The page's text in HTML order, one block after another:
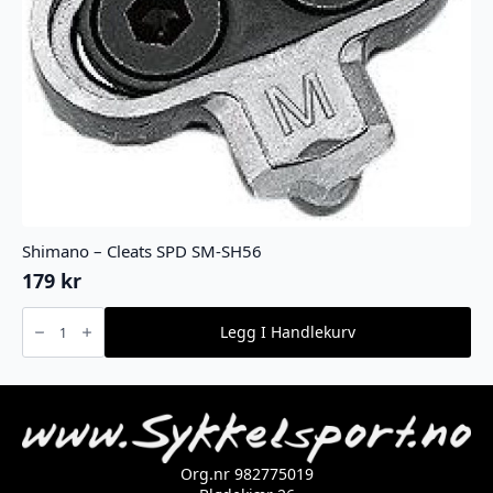
Shimano – Cleats SPD SM-SH56
179 kr
Shimano
Cleats
SPD
antall
Legg I Handlekurv
Org.nr 982775019